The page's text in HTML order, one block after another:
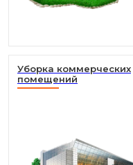
Уборка коммерческих
помещений